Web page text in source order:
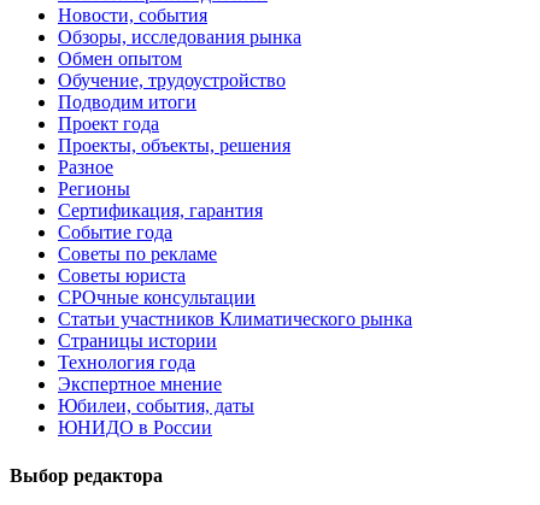
Новости, события
Обзоры, исследования рынка
Обмен опытом
Обучение, трудоустройство
Подводим итоги
Проект года
Проекты, объекты, решения
Разное
Регионы
Сертификация, гарантия
Событие года
Советы по рекламе
Советы юриста
СРОчные консультации
Статьи участников Климатического рынка
Страницы истории
Технология года
Экспертное мнение
Юбилеи, события, даты
ЮНИДО в России
Выбор редактора